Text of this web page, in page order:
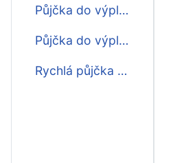
Půjčka do výplaty do 15 min
Půjčka do výplaty do hodiny
Rychlá půjčka do výplaty online